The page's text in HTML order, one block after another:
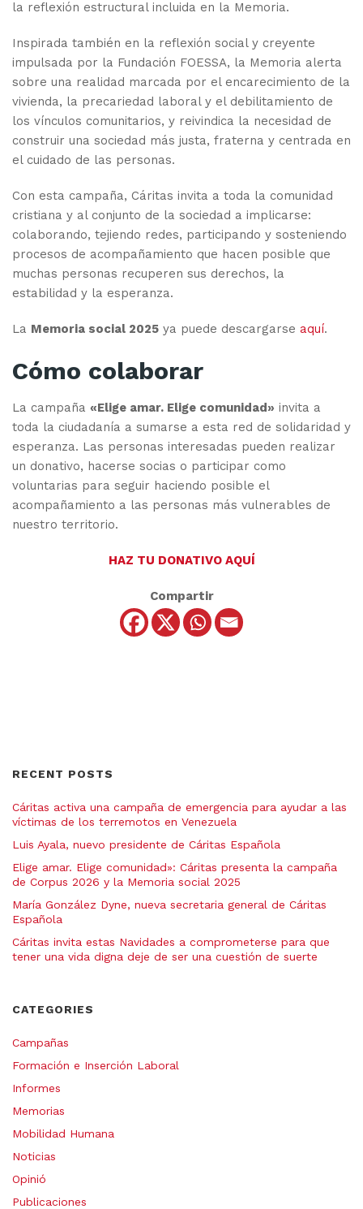
la reflexión estructural incluida en la Memoria.
Inspirada también en la reflexión social y creyente
impulsada por la Fundación FOESSA, la Memoria alerta
sobre una realidad marcada por el encarecimiento de la
vivienda, la precariedad laboral y el debilitamiento de
los vínculos comunitarios, y reivindica la necesidad de
construir una sociedad más justa, fraterna y centrada en
el cuidado de las personas.
Con esta campaña, Cáritas invita a toda la comunidad
cristiana y al conjunto de la sociedad a implicarse:
colaborando, tejiendo redes, participando y sosteniendo
procesos de acompañamiento que hacen posible que
muchas personas recuperen sus derechos, la
estabilidad y la esperanza.
La Memoria social 2025 ya puede descargarse aquí.
Cómo colaborar
La campaña «Elige amar. Elige comunidad» invita a
toda la ciudadanía a sumarse a esta red de solidaridad y
esperanza. Las personas interesadas pueden realizar
un donativo, hacerse socias o participar como
voluntarias para seguir haciendo posible el
acompañamiento a las personas más vulnerables de
nuestro territorio.
HAZ TU DONATIVO AQUÍ
Compartir
RECENT POSTS
Cáritas activa una campaña de emergencia para ayudar a las
víctimas de los terremotos en Venezuela
Luis Ayala, nuevo presidente de Cáritas Española
Elige amar. Elige comunidad»: Cáritas presenta la campaña
de Corpus 2026 y la Memoria social 2025
María González Dyne, nueva secretaria general de Cáritas
Española
Cáritas invita estas Navidades a comprometerse para que
tener una vida digna deje de ser una cuestión de suerte
CATEGORIES
Campañas
Formación e Inserción Laboral
Informes
Memorias
Mobilidad Humana
Noticias
Opinió
Publicaciones